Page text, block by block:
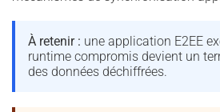
À retenir : une application E2EE
runtime compromis devient un
des données déchiffrées.